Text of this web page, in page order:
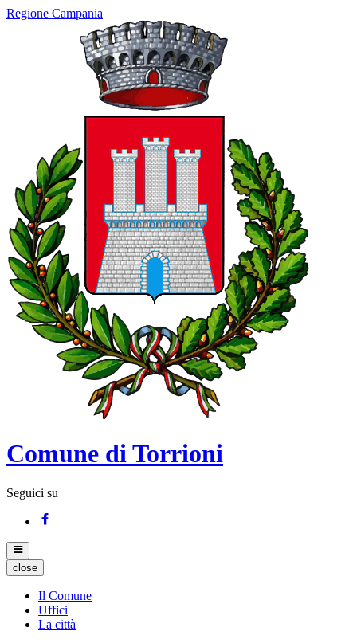
Regione Campania
Comune di Torrioni
Seguici su
close
Il Comune
Uffici
La città